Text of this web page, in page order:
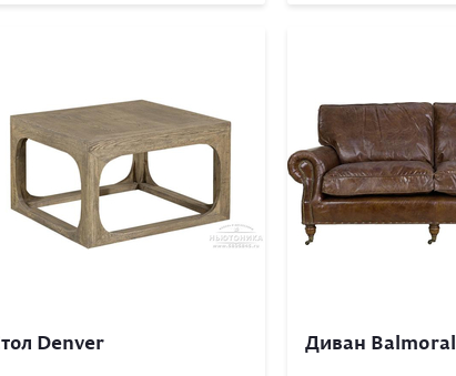
Denver Диван Balmoral